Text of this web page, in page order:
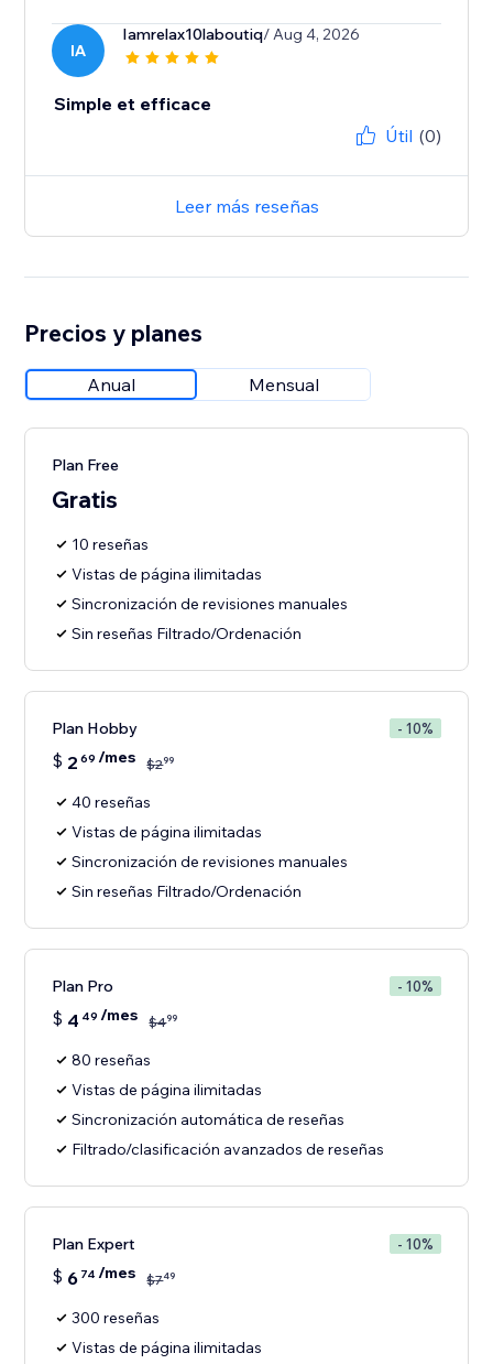
IA
Iamrelax10laboutiq/ Aug 4, 2026
Simple et efficace
Útil (0)
Leer más reseñas
Precios y planes
Anual Mensual
Plan Free
Gratis
10 reseñas
Vistas de página ilimitadas
Sincronización de revisiones manuales
Sin reseñas Filtrado/Ordenación
Plan Hobby - 10%
$ 2 69 /mes $299
40 reseñas
Vistas de página ilimitadas
Sincronización de revisiones manuales
Sin reseñas Filtrado/Ordenación
Plan Pro - 10%
$ 4 49 /mes $499
80 reseñas
Vistas de página ilimitadas
Sincronización automática de reseñas
Filtrado/clasificación avanzados de reseñas
Plan Expert - 10%
$ 6 74 /mes $749
300 reseñas
Vistas de página ilimitadas